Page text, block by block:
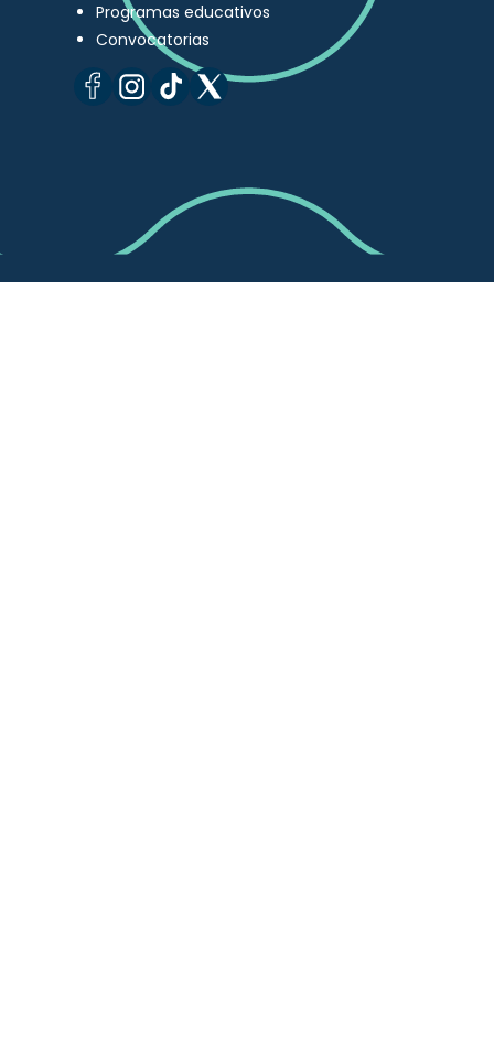
Programas educativos
Convocatorias